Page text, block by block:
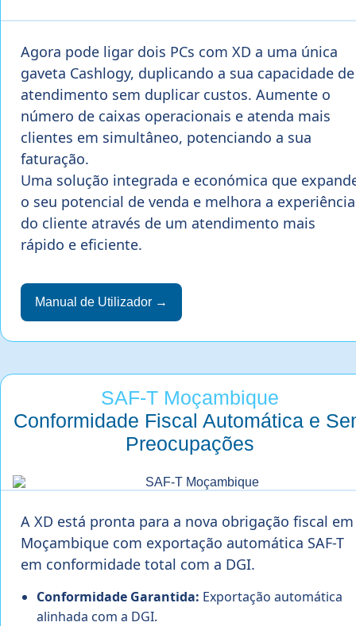
Agora pode ligar dois PCs com XD a uma única
gaveta Cashlogy, duplicando a sua capacidade de
atendimento sem duplicar custos. Aumente o
número de caixas operacionais e atenda mais
clientes em simultâneo, potenciando a sua
faturação.
Uma solução integrada e económica que
o seu potencial de venda e melhora a experiência
do cliente através de um atendimento mais
rápido e eficiente.
Manual de Utilizador →
SAF-T Moçambique
Conformidade Fiscal Automática e
Preocupações
A XD está pronta para a nova obrigação fiscal em
Moçambique com exportação automática SAF-T
em conformidade total com a DGI.
Conformidade Garantida: Exportação automática
alinhada com a DGI.